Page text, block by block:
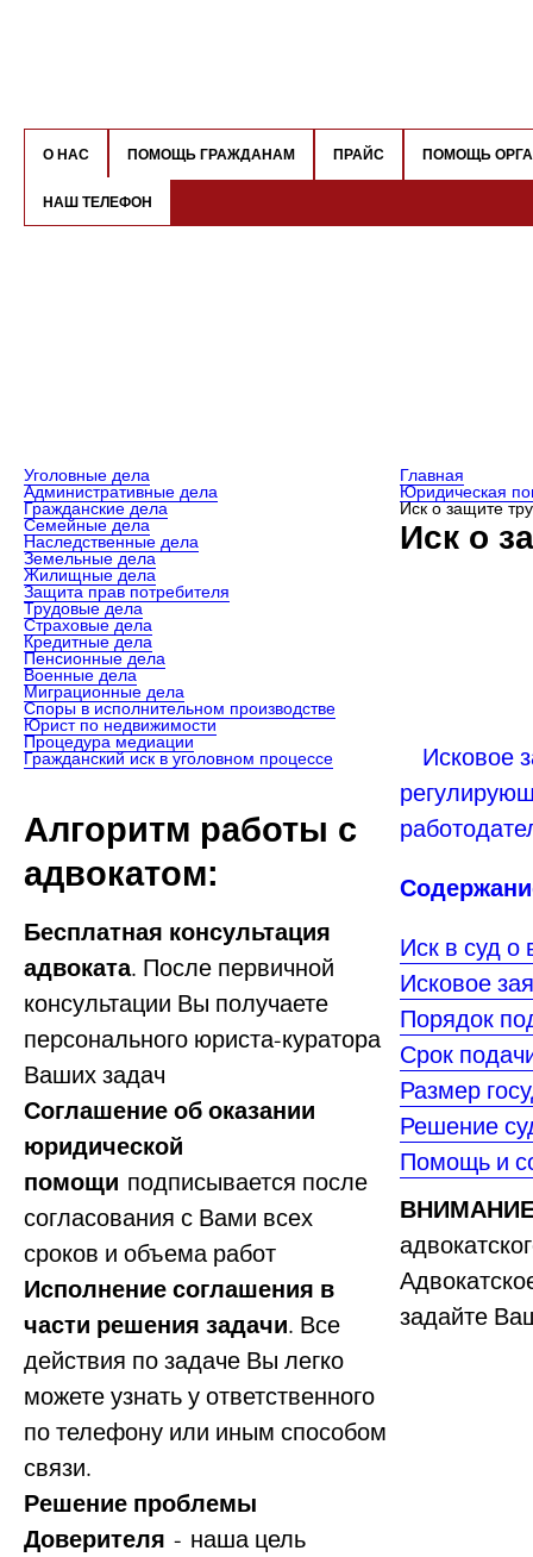
О НАС ПОМОЩЬ ГРАЖДАНАМ ПРАЙС ПОМОЩЬ
НАШ ТЕЛЕФОН
Уголовные дела
Административные дела
Гражданские дела
Семейные дела
Наследственные дела
Земельные дела
Жилищные дела
Защита прав потребителя
Трудовые дела
Страховые дела
Кредитные дела
Пенсионные дела
Военные дела
Миграционные дела
Споры в исполнительном производстве
Юрист по недвижимости
Процедура медиации
Гражданский иск в уголовном процессе
Алгоритм работы с
адвокатом:
Бесплатная консультация
адвоката. После первичной
консультации Вы получаете
персонального юриста-куратора
Ваших задач
Соглашение об оказании
юридической
помощи подписывается после
согласования с Вами всех
сроков и объема работ
Исполнение соглашения в
части решения задачи. Все
действия по задаче Вы легко
можете узнать у ответственного
по телефону или иным способом
связи.
Решение проблемы
Доверителя - наша цель
Главная
Юридическая
Иск о защите
Иск о
Исковое
Иск в суд о
Исковое
Порядок
Срок
Размер
Решение
Помощь и
задайте